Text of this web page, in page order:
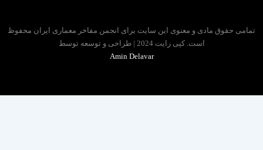
حقوق مادی و معنوی این سایت برای انجمن مفاخر معماری ایران محفوظ
است. کپی رایت 2024 | طراحی و توسعه توسط
Amin Delavar